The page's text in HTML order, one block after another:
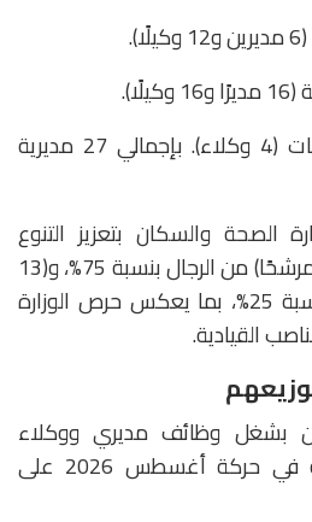
* المستوى (ج): 5 مديريات (4 وكلاء). بإجمالي 27 مديرية
الصحة والسكان بتعزيز التنوع
النوعي، حيث شملت (39 مرشحًا) من الرجال بنسبة 75%، و(13
مرشحة) من السيدات بنسبة 25%، بما يعكس حرص الوزارة
القيادية.
بشغل وظائف مديري ووكلاء
مديريات الشئون الصحية في حركة أغسطس 2026 على